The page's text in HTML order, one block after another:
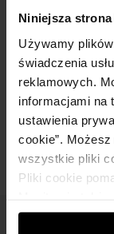
Niniejsza
Używamy
świadczenia
reklamowych.
informacjami na
ustawienia
cookie”.
wszystkie pliki
Pliki cookie
wyświetlać im
Szczegóły
Skład i
Opinie